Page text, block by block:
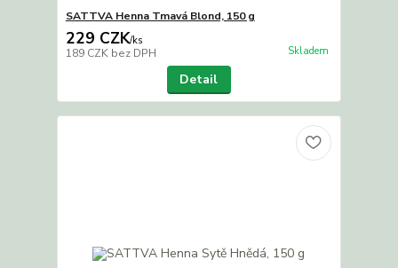
SATTVA Henna Tmavá Blond, 150 g
229 CZK/ks
189 CZK bez DPH Skladem
Detail